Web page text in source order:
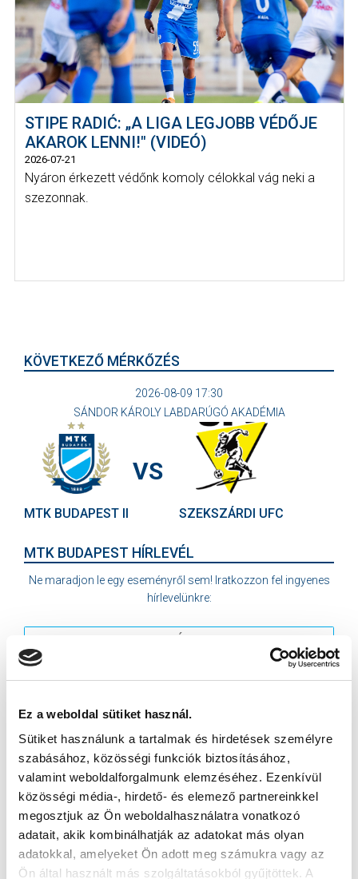
Ez a weboldal sütiket használ.
Sütiket használunk a tartalmak és hirdetések személyre
szabásához, közösségi funkciók biztosításához,
valamint weboldalforgalmunk elemzéséhez. Ezenkívül
közösségi média-, hirdető- és elemező partnereinkkel
megosztjuk az Ön weboldalhasználatra vonatkozó
adatait, akik kombinálhatják az adatokat más olyan
adatokkal, amelyeket Ön adott meg számukra vagy az
Ön által használt más szolgáltatásokból gyűjtöttek. A
STIPE RADIĆ: „A LIGA LEGJOBB VÉDŐJE
AKAROK LENNI!" (VIDEÓ)
2026-07-21
Nyáron érkezett védőnk komoly célokkal vág neki a
szezonnak.
KÖVETKEZŐ MÉRKŐZÉS
2026-08-09 17:30
SÁNDOR KÁROLY LABDARÚGÓ AKADÉMIA
MTK BUDAPEST II
VS
SZEKSZÁRDI UFC
MTK BUDAPEST HÍRLEVÉL
Ne maradjon le egy eseményről sem! Iratkozzon fel ingyenes
hírlevelünkre:
Elfogadom azAdatvédelmi tájékoztatót
SZPONZOROK